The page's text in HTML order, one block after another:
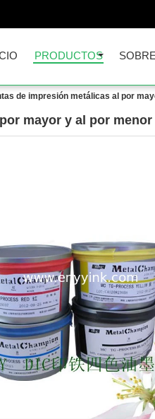
PRODUCTOS
de impresión metálicas al por
mayor y al por menor